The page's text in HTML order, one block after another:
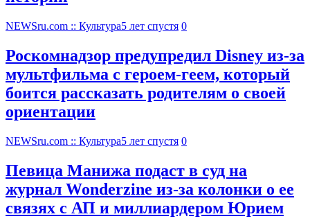
NEWSru.com :: Культура5 лет спустя 0
Роскомнадзор предупредил Disney из-за
мультфильма c героем-геем, который
боится рассказать родителям о своей
ориентации
NEWSru.com :: Культура5 лет спустя 0
Певица Манижа подаст в суд на
журнал Wonderzine из-за колонки о ее
связях с АП и миллиардером Юрием